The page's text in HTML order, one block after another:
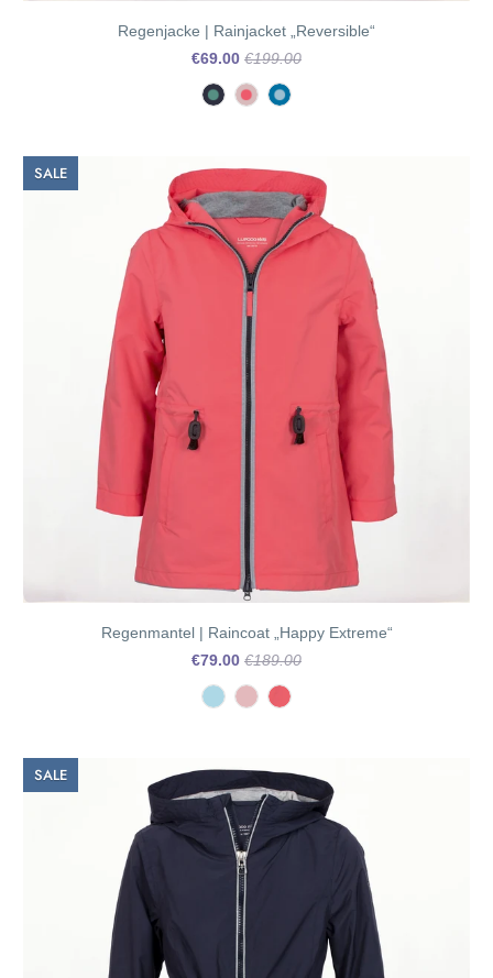
Regenjacke | Rainjacket „Reversible“
€69.00 €199.00
Regenmantel | Raincoat „Happy Extreme“
€79.00 €189.00
SALE
SALE